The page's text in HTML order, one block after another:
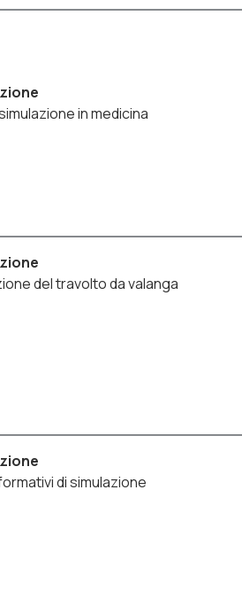
in medicina
del travolto da valanga
di simulazione